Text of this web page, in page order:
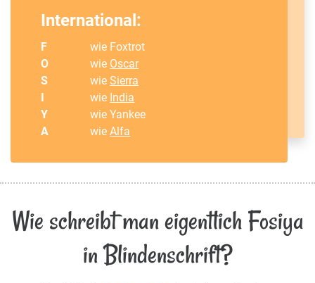
International:
F
wie Foxtrot
O
wie Oscar
S
wieSierra
I
wie India
Y
wie Yankee
A
wieAlfa
Wie schreibt man eigentlich Fosiya
in Blindenschrift?